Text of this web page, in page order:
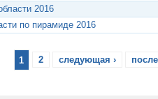
2016
по пирамиде 2016
1 2 следующая ›